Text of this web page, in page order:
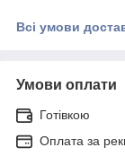
Всі умови
Умови оплати
Готівкою
Оплата за